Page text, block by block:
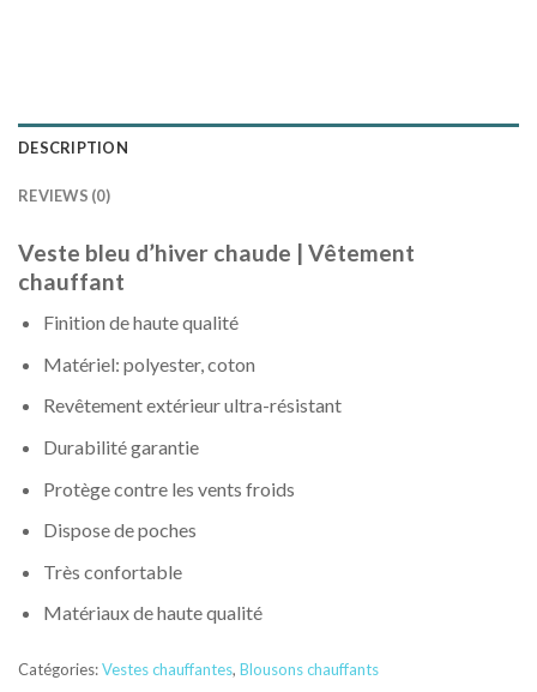
DESCRIPTION
REVIEWS (0)
Veste bleu d’hiver chaude | Vêtement
chauffant
Finition de haute qualité
Matériel: polyester, coton
Revêtement extérieur ultra-résistant
Durabilité garantie
Protège contre les vents froids
Dispose de poches
Très confortable
Matériaux de haute qualité
Catégories:Vestes chauffantes, Blousons chauffants